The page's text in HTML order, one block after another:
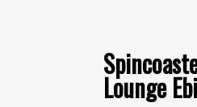
Lounge